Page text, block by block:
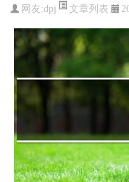
网友:dpj 文章列表